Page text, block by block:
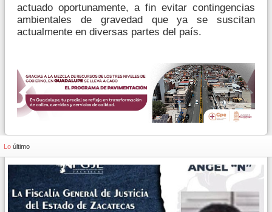
actuado oportunamente, a fin evitar contingencias
ambientales de gravedad que ya se suscitan
actualmente en diversas partes del país.
Lo último